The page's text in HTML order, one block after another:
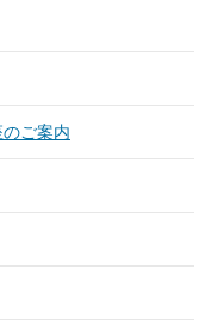
ご案内